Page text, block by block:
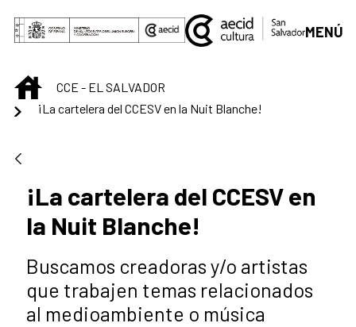
Saltar al contenido principal
MENÚ
INICIOCCE - EL SALVADOR
¡La cartelera del CCESV en la Nuit Blanche!
¡La cartelera del CCESV en
la Nuit Blanche!
Buscamos creadoras y/o artistas
que trabajen temas relacionados
al medioambiente o música